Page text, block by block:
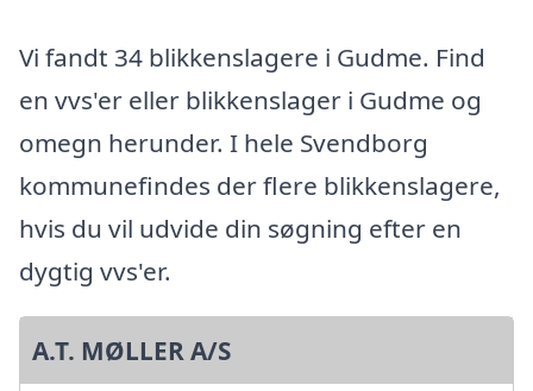
Vi fandt 34 blikkenslagere i Gudme. Find
en vvs'er eller blikkenslager i Gudme og
omegn herunder. I hele Svendborg
kommunefindes der flere blikkenslagere,
hvis du vil udvide din søgning efter en
dygtig vvs'er.
A.T. MØLLER A/S